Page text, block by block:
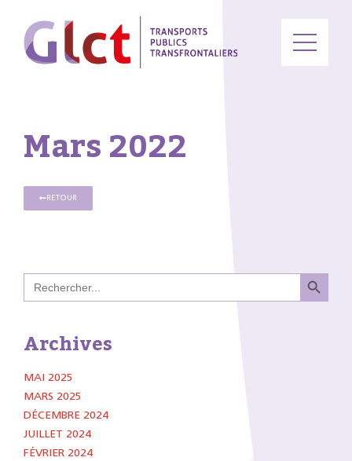
Mars 2022
RETOUR
Search
for:
Search
Archives
MAI 2025
MARS 2025
DÉCEMBRE 2024
JUILLET 2024
FÉVRIER 2024